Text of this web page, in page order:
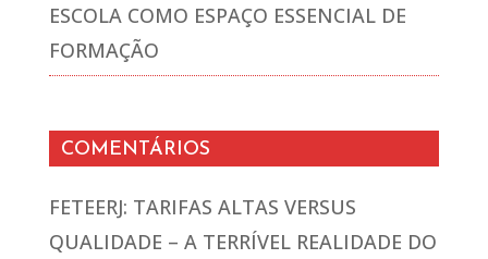
ESCOLA COMO ESPAÇO ESSENCIAL DE
FORMAÇÃO
COMENTÁRIOS
FETEERJ: TARIFAS ALTAS VERSUS
QUALIDADE – A TERRÍVEL REALIDADE DO